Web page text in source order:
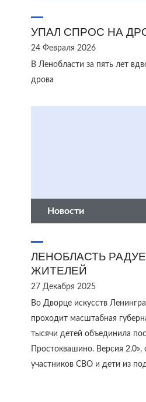
УПАЛ СПРОС НА
24 Февраля 2026
В Ленобласти за пять лет
дрова
Новости
ЛЕНОБЛАСТЬ
ЖИТЕЛЕЙ
27 Декабря 2025
Во Дворце искусств
проходит масштабная
тысячи детей объединила
Простоквашино. Версия
участников СВО и дети из